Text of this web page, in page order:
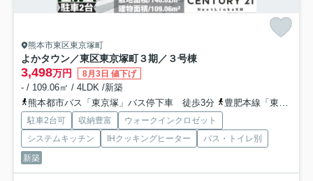
熊本市東区東京塚町
よかタウン／東区東京塚町３期／３号棟
3,498万円 8月3日 値下げ
- / 109.06㎡ / 4LDK /新築
熊本都市バス「東京塚」バス停下車 徒歩3分
豊肥本線「東海学園前」駅 徒歩33分
駐車2台可 収納豊富
ウォークインクロゼット
システムキッチン
IHクッキングヒーター
バス・トイレ別
新築